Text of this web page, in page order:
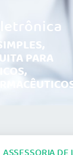
PARA